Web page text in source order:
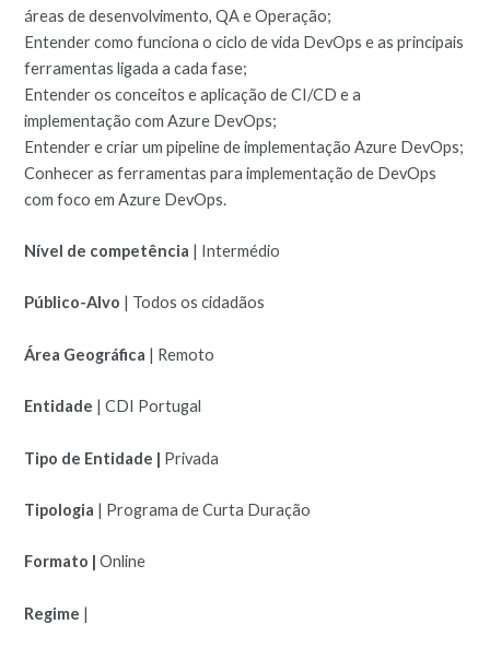
áreas de desenvolvimento, QA e Operação;
Entender como funciona o ciclo de vida DevOps e as principais
ferramentas ligada a cada fase;
Entender os conceitos e aplicação de CI/CD e a
implementação com Azure DevOps;
Entender e criar um pipeline de implementação Azure DevOps;
Conhecer as ferramentas para implementação de DevOps
com foco em Azure DevOps.
Nível de competência | Intermédio
Público-Alvo | Todos os cidadãos
Área Geográfica | Remoto
Entidade | CDI Portugal
Tipo de Entidade | Privada
Tipologia | Programa de Curta Duração
Formato | Online
Regime |